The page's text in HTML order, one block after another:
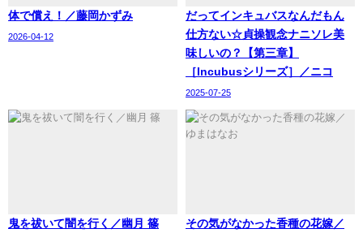
体で償え！／藤岡かずみ
2026-04-12
‪だってインキュバスなんだもん
仕方ない☆貞操観念ナニソレ美
味しいの？【第三章】
［Incubusシリーズ］／ニコ
2025-07-25
鬼を祓いて闇を行く／幽月 篠
その気がなかった香種の花嫁／